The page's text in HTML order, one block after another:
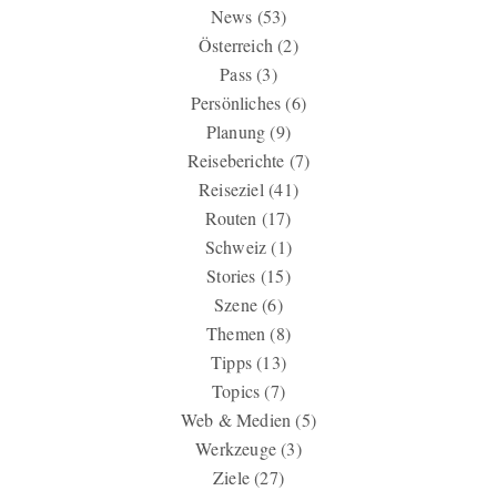
News (53)
Österreich (2)
Pass(3)
Persönliches(6)
Planung(9)
Reiseberichte (7)
Reiseziel (41)
Routen (17)
Schweiz(1)
Stories (15)
Szene(6)
Themen (8)
Tipps(13)
Topics(7)
Web & Medien (5)
Werkzeuge(3)
Ziele(27)